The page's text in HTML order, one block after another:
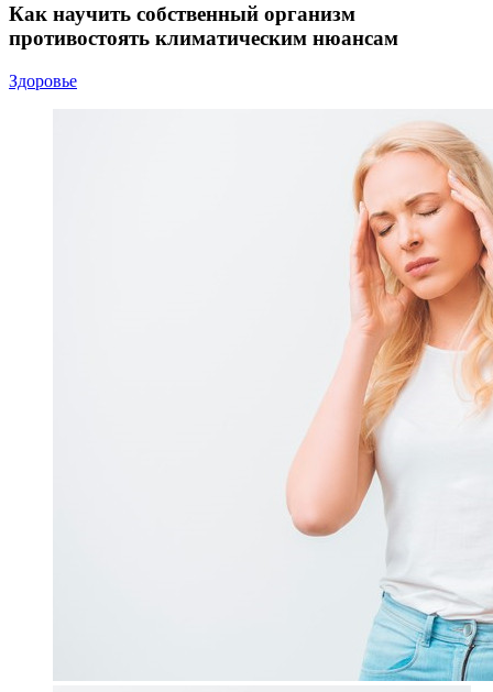
Как научить собственный организм
противостоять климатическим нюансам
Здоровье